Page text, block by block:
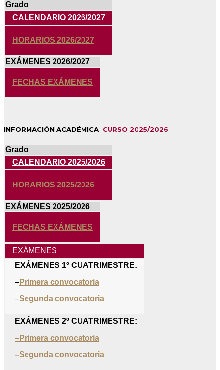
Grado
CALENDARIO 2026/2027
HORARIOS 2026/2027
EXÁMENES 2026/2027
FECHAS EXÁMENES
INFORMACIÓN ACADÉMICA CURSO 2025/2026
Grado
CALENDARIO 2025/2026
HORARIOS 2025/2026
EXÁMENES 2025/2026
FECHAS EXÁMENES
EXÁMENES
EXÁMENES 1º CUATRIMESTRE:
–Primera convocatoria
–Segunda convocatoria
EXÁMENES 2º CUATRIMESTRE:
–Primera convocatoria
–Segunda convocatoria